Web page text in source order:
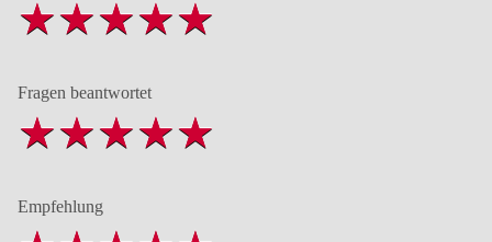
Fragen beantwortet
Empfehlung